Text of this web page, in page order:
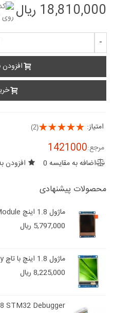
18,810,000 ریال
-
امتیاز: (2)
مرجع:1421000
اضافه به مقایسه 0 افزودن
محصولات پیشنهادی
ماژول 1.8 اینچ 1.8inch LCD display Module,...
5,797,000 ریال
ماژول 1.8 اینچ با تاچ 1.8inch LCD display...
8,225,000 ریال
Debugger...